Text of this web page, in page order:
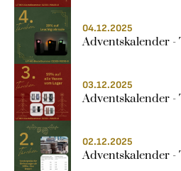
04.12.2025
Adventskalender -
03.12.2025
Adventskalender -
02.12.2025
Adventskalender -